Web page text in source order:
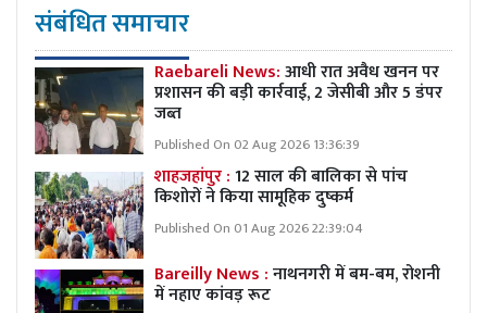
संबंधित समाचार
Raebareli News:आधी रात अवैध खनन पर
प्रशासन की बड़ी कार्रवाई, 2 जेसीबी और 5 डंपर
जब्त
Published On 02 Aug 2026 13:36:39
शाहजहांपुर :12 साल की बालिका से पांच
किशोरों ने किया सामूहिक दुष्कर्म
Published On 01 Aug 2026 22:39:04
Bareilly News :नाथनगरी में बम-बम, रोशनी
में नहाए कांवड़ रूट